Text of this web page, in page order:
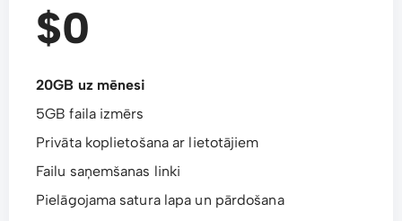
$0
20GB uz mēnesi
5GB faila izmērs
Privāta koplietošana ar lietotājiem
Failu saņemšanas linki
Pielāgojama satura lapa un pārdošana